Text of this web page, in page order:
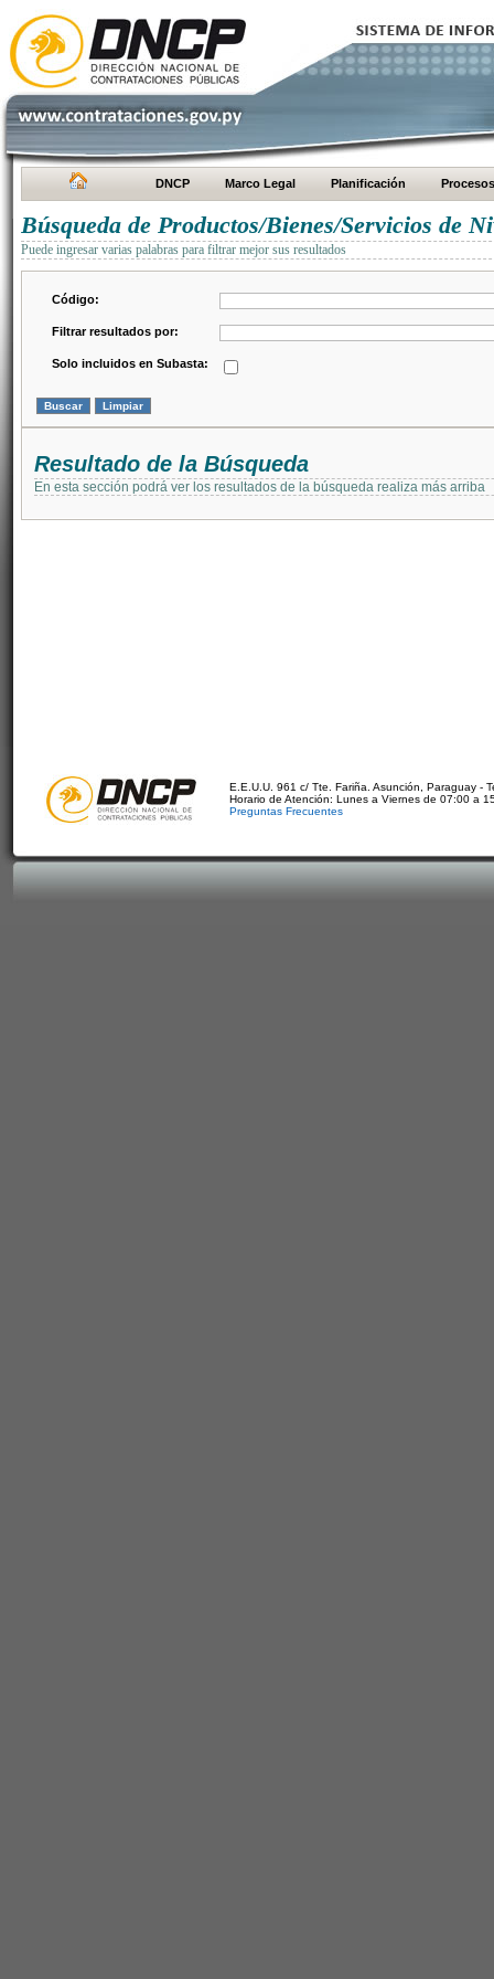
DNCP Marco Legal Planificación Procesos
Búsqueda de Productos/Bienes/Servicios de
Puede ingresar varias palabras para filtrar mejor sus resultados
Código:
Filtrar resultados por:
Solo incluidos en Subasta:
Resultado de la Búsqueda
En esta sección podrá ver los resultados de la búsqueda realiza más arriba
E.E.U.U. 961 c/ Tte. Fariña. Asunción, Paraguay -
Horario de Atención: Lunes a Viernes de 07:00 a
Preguntas Frecuentes